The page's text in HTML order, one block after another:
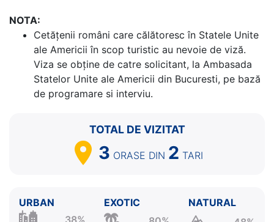
Ziua | Portul | Sosire - Plecare
----------------------------------------
Miami, Florida SUA ⚓ - 16:30
Cococay Bahamas 07:00 - 17:00
Nassau Bahamas 07:30 - 17:30
Miami, Florida SUA 06:30 - ⚓
NOTA:
Cetăţenii români care călătoresc în Statele Unite
ale Americii în scop turistic au nevoie de viză.
Viza se obține de catre solicitant, la Ambasada
Statelor Unite ale Americii din Bucuresti, pe bază
de programare si interviu.
TOTAL DE VIZITAT
3 ORASE DIN 2 TARI
URBAN
38%
EXOTIC
NATURAL